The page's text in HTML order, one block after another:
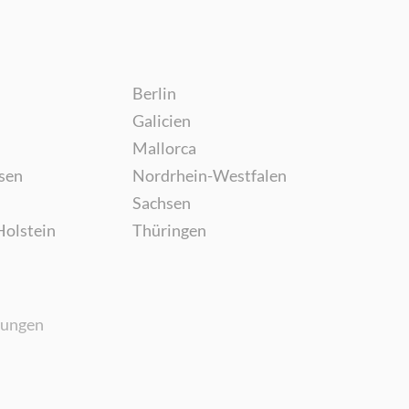
Berlin
Galicien
Mallorca
Nordrhein-Westfalen
Sachsen
Thüringen